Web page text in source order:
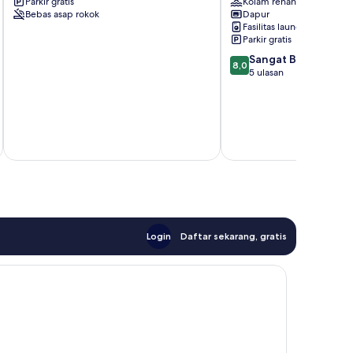
Beautiful
Bebas asap rokok
Tower
Southbank
Dapur
Fasilitas laundry
Parkir gratis
8.0
dari
8,0 Sangat Baik
5 ulasan
Login Daftar sekarang, gratis